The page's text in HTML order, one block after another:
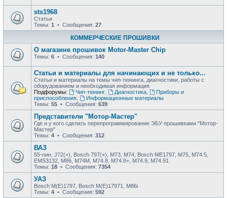
sts1968
Статьи
Темы: 1 • Сообщения: 27
КОММЕРЧЕСКИЕ ПРОШИВКИ
О магазине прошивок Motor-Master Chip
Темы: 6 • Сообщения: 140
Статьи и материалы для начинающих и не только...
Статьи и материалы на темы чип-тюнинга, диагностики, работы с
оборудованием и необходимая информация
Подфорумы:
Чип-тюнинг, Диагностика,
Приборы и
приспособления
Информационные материалы
Темы: 55 • Сообщения: 639
Представители "Мотор-Мастер"
Где и у кого сделать перепрограммирование ЭБУ прошивками "Мотор-
Мастер"
Темы: 4 • Сообщения: 312
ВАЗ
55-пин, J72(+), Bosch 797(+), М73, М74, Bosch ME1797, М75, М74.5,
EMS3132, М86, М74М, М74.8, М74.8+, М74.9, М74.91
Темы: 18 • Сообщения: 7354
УАЗ
Bosch M(E)1797, Bosch M(E)17971, М86i
Темы: 4 • Сообщения: 592